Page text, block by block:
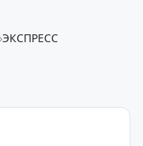
ЭКСПРЕСС